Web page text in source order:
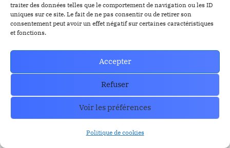
traiter des données telles que le comportement de navigation ou les ID
uniques sur ce site. Le fait de ne pas consentir ou de retirer son
consentement peut avoir un effet négatif sur certaines caractéristiques
et fonctions.
Accepter
Refuser
Voir les préférences
Politique de cookies
$BBC$YEMAirdropAirdrop
$BBC
BitBankCoin
bitcoin BlackRockBRICS
ETF BitcoinETF Bitcoin Spot